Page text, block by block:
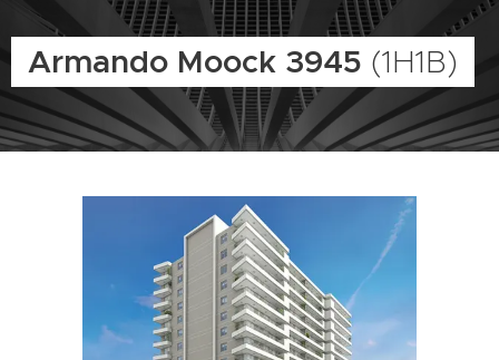
Armando Moock 3945 (1H1B)